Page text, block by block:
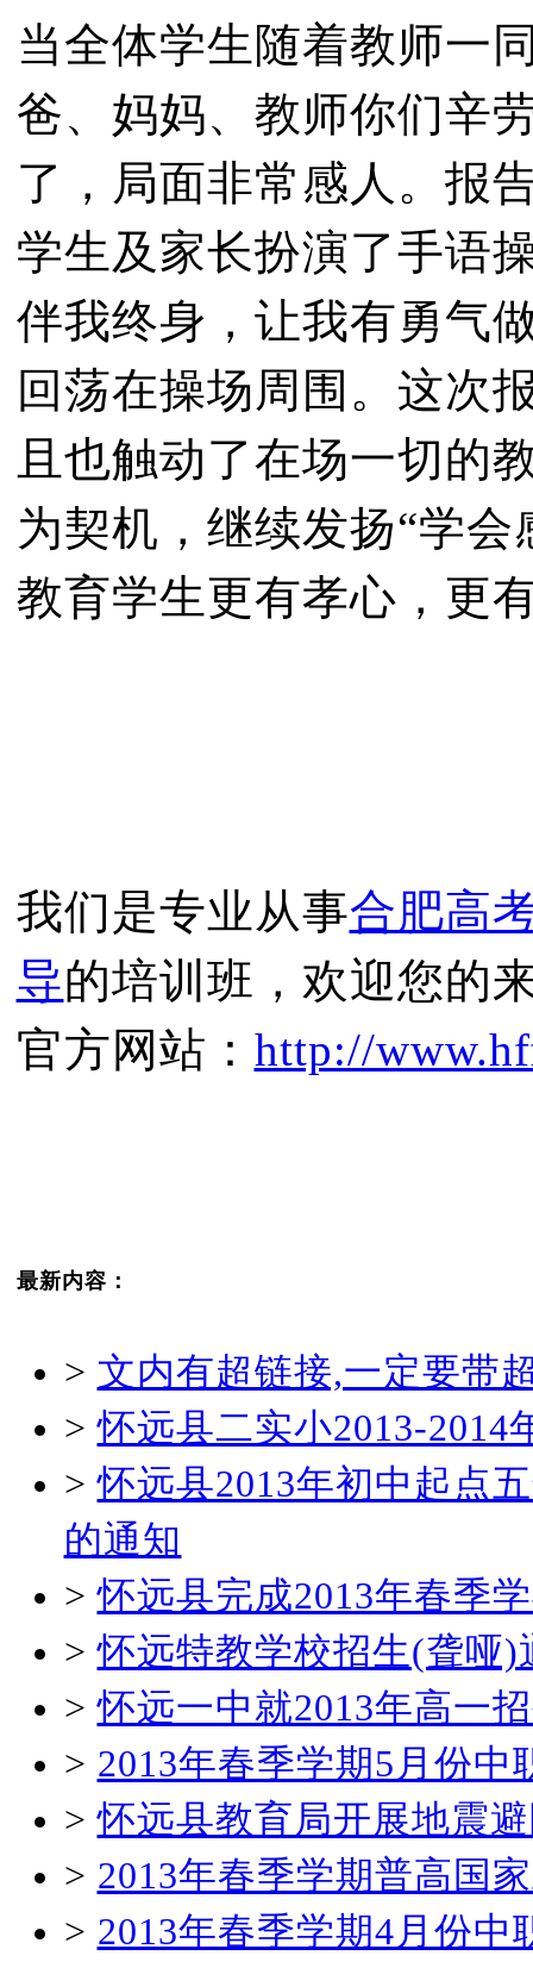
当全体学生随着教师一
爸、妈妈、教师你们辛
了，局面非常感人。报
学生及家长扮演了手语
伴我终身，让我有勇气
回荡在操场周围。这次
且也触动了在场一切的
为契机，继续发扬“学
教育学生更有孝心，更
我们是专业从事合肥高
导的培训班，欢迎您的
官方网站： http://
最新内容：
> 文内有超链接,一定要带
>怀远县二实小2013-2014
>怀远县2013年初中起点
的通知
>怀远县完成2013年春季
>怀远特教学校招生(聋哑)
>怀远一中就2013年高一
> 2013年春季学期5月份中
>怀远县教育局开展地震
> 2013年春季学期普高国
> 2013年春季学期4月份